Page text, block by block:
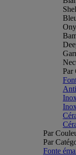
Par
Inox
Par
Par
Fonte